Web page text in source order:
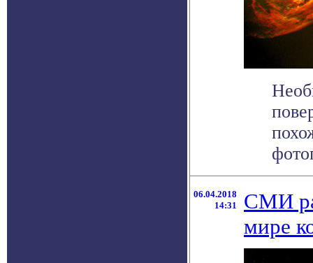
06.04.2018
14:31
СМИ
мире